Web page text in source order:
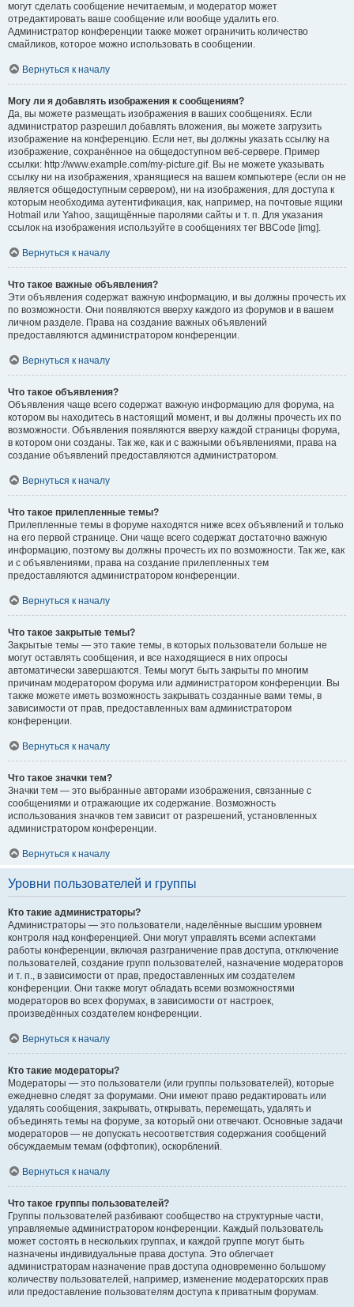
могут сделать сообщение нечитаемым, и модератор может
отредактировать ваше сообщение или вообще удалить его.
Администратор конференции также может ограничить количество
смайликов, которое можно использовать в сообщении.
Вернуться к началу
Могу ли я добавлять изображения к сообщениям?
Да, вы можете размещать изображения в ваших сообщениях. Если
администратор разрешил добавлять вложения, вы можете загрузить
изображение на конференцию. Если нет, вы должны указать ссылку на
изображение, сохранённое на общедоступном веб-сервере. Пример
ссылки: http://www.example.com/my-picture.gif. Вы не можете указывать
ссылку ни на изображения, хранящиеся на вашем компьютере (если он не
является общедоступным сервером), ни на изображения, для доступа к
которым необходима аутентификация, как, например, на почтовые ящики
Hotmail или Yahoo, защищённые паролями сайты и т. п. Для указания
ссылок на изображения используйте в сообщениях тег BBCode [img].
Вернуться к началу
Что такое важные объявления?
Эти объявления содержат важную информацию, и вы должны прочесть их
по возможности. Они появляются вверху каждого из форумов и в вашем
личном разделе. Права на создание важных объявлений
предоставляются администратором конференции.
Вернуться к началу
Что такое объявления?
Объявления чаще всего содержат важную информацию для форума, на
котором вы находитесь в настоящий момент, и вы должны прочесть их по
возможности. Объявления появляются вверху каждой страницы форума,
в котором они созданы. Так же, как и с важными объявлениями, права на
создание объявлений предоставляются администратором.
Вернуться к началу
Что такое прилепленные темы?
Прилепленные темы в форуме находятся ниже всех объявлений и только
на его первой странице. Они чаще всего содержат достаточно важную
информацию, поэтому вы должны прочесть их по возможности. Так же, как
и с объявлениями, права на создание прилепленных тем
предоставляются администратором конференции.
Вернуться к началу
Что такое закрытые темы?
Закрытые темы — это такие темы, в которых пользователи больше не
могут оставлять сообщения, и все находящиеся в них опросы
автоматически завершаются. Темы могут быть закрыты по многим
причинам модератором форума или администратором конференции. Вы
также можете иметь возможность закрывать созданные вами темы, в
зависимости от прав, предоставленных вам администратором
конференции.
Вернуться к началу
Что такое значки тем?
Значки тем — это выбранные авторами изображения, связанные с
сообщениями и отражающие их содержание. Возможность
использования значков тем зависит от разрешений, установленных
администратором конференции.
Вернуться к началу
Уровни пользователей и группы
Кто такие администраторы?
Администраторы — это пользователи, наделённые высшим уровнем
контроля над конференцией. Они могут управлять всеми аспектами
работы конференции, включая разграничение прав доступа, отключение
пользователей, создание групп пользователей, назначение модераторов
и т. п., в зависимости от прав, предоставленных им создателем
конференции. Они также могут обладать всеми возможностями
модераторов во всех форумах, в зависимости от настроек,
произведённых создателем конференции.
Вернуться к началу
Кто такие модераторы?
Модераторы — это пользователи (или группы пользователей), которые
ежедневно следят за форумами. Они имеют право редактировать или
удалять сообщения, закрывать, открывать, перемещать, удалять и
объединять темы на форуме, за который они отвечают. Основные задачи
модераторов — не допускать несоответствия содержания сообщений
обсуждаемым темам (оффтопик), оскорблений.
Вернуться к началу
Что такое группы пользователей?
Группы пользователей разбивают сообщество на структурные части,
управляемые администратором конференции. Каждый пользователь
может состоять в нескольких группах, и каждой группе могут быть
назначены индивидуальные права доступа. Это облегчает
администраторам назначение прав доступа одновременно большому
количеству пользователей, например, изменение модераторских прав
или предоставление пользователям доступа к приватным форумам.